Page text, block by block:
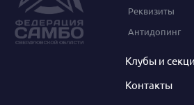
Реквизиты
Антидопинг
Клубы и
Контакты